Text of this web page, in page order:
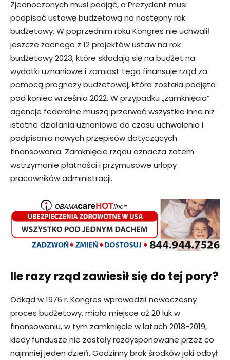
Zjednoczonych musi podjąć, a Prezydent musi
podpisać ustawę budżetową na następny rok
budżetowy. W poprzednim roku Kongres nie uchwalił
jeszcze żadnego z 12 projektów ustaw na rok
budżetowy 2023, które składają się na budżet na
wydatki uznaniowe i zamiast tego finansuje rząd za
pomocą prognozy budżetowej, która została podjęta
pod koniec września 2022. W przypadku „zamknięcia”
agencje federalne muszą przerwać wszystkie inne niż
istotne działania uznaniowe do czasu uchwalenia i
podpisania nowych przepisów dotyczących
finansowania. Zamknięcie rządu oznacza zatem
wstrzymanie płatności i przymusowe urlopy
pracowników administracji.
Ile razy rząd zawiesił się do tej pory?
Odkąd w 1976 r. Kongres wprowadził nowoczesny
proces budżetowy, miało miejsce aż 20 luk w
finansowaniu, w tym zamknięcie w latach 2018-2019,
kiedy fundusze nie zostały rozdysponowane przez co
najmniej jeden dzień. Godzinny brak środków jaki odbył